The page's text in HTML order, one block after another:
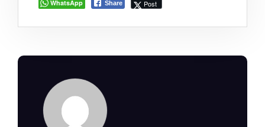
WhatsApp Share Post